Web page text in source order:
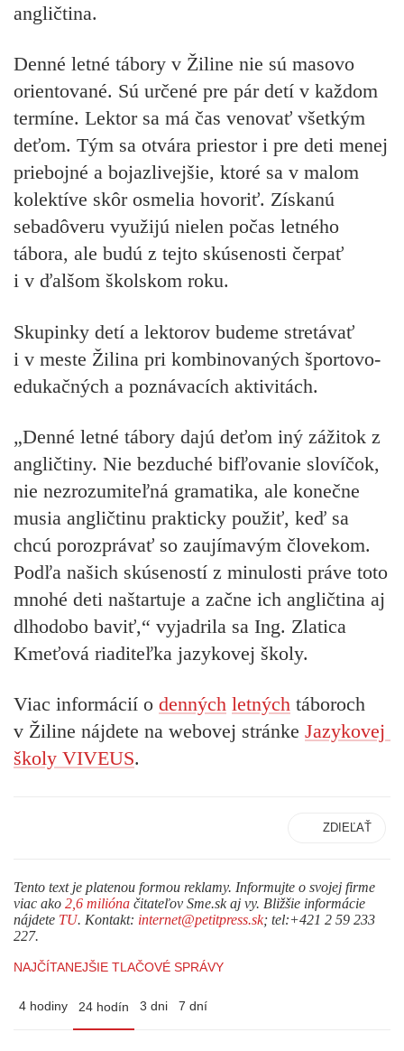
angličtina.
Denné letné tábory v Žiline nie sú masovo
orientované. Sú určené pre pár detí v každom
termíne. Lektor sa má čas venovať všetkým
deťom. Tým sa otvára priestor i pre deti menej
priebojné a bojazlivejšie, ktoré sa v malom
kolektíve skôr osmelia hovoriť. Získanú
sebadôveru využijú nielen počas letného
tábora, ale budú z tejto skúsenosti čerpať
i v ďalšom školskom roku.
Skupinky detí a lektorov budeme stretávať
i v meste Žilina pri kombinovaných športovo-
edukačných a poznávacích aktivitách.
„Denné letné tábory dajú deťom iný zážitok z
angličtiny. Nie bezduché bifľovanie slovíčok,
nie nezrozumiteľná gramatika, ale konečne
musia angličtinu prakticky použiť, keď sa
chcú porozprávať so zaujímavým človekom.
Podľa našich skúseností z minulosti práve toto
mnohé deti naštartuje a začne ich angličtina aj
dlhodobo baviť,“ vyjadrila sa Ing. Zlatica
Kmeťová riaditeľka jazykovej školy.
Viac informácií o denných letných táboroch
v Žiline nájdete na webovej stránke Jazykovej
školy VIVEUS.
ZDIEĽAŤ
Tento text je platenou formou reklamy. Informujte o svojej firme
viac ako 2,6 milióna čitateľov Sme.sk aj vy. Bližšie informácie
nájdete TU. Kontakt: internet@petitpress.sk; tel:+421 2 59 233
227.
NAJČÍTANEJŠIE TLAČOVÉ SPRÁVY
4 hodiny 24 hodín 3 dni 7 dní